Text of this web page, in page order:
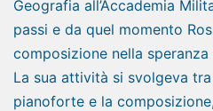
Geografia all’Accademia
passi e da quel momento
composizione nella
La sua attività si svolgeva tra
pianoforte e la